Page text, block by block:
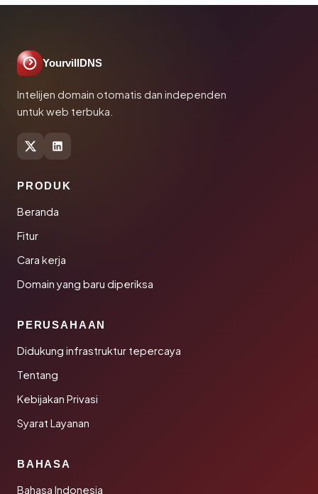
YourvillDNS
Intelijen domain otomatis dan independen
untuk web terbuka.
PRODUK
Beranda
Fitur
Cara kerja
Domain yang baru diperiksa
PERUSAHAAN
Didukung infrastruktur tepercaya
Tentang
Kebijakan Privasi
Syarat Layanan
BAHASA
Bahasa Indonesia